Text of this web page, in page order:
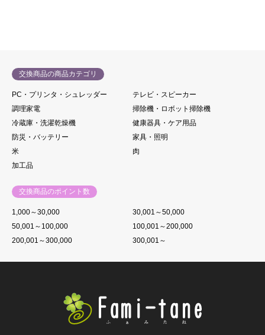
交換商品の商品カテゴリ
PC・プリンタ・シュレッダー
テレビ・スピーカー
調理家電
掃除機・ロボット掃除機
冷蔵庫・洗濯乾燥機
健康器具・ケア用品
防災・バッテリー
家具・照明
米
肉
加工品
交換商品のポイント数
1,000～30,000
30,001～50,000
50,001～100,000
100,001～200,000
200,001～300,000
300,001～